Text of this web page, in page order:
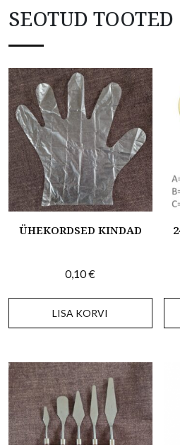
SEOTUD TOOTED
ÜHEKORDSED KINDAD
0,10€
LISA KORVI